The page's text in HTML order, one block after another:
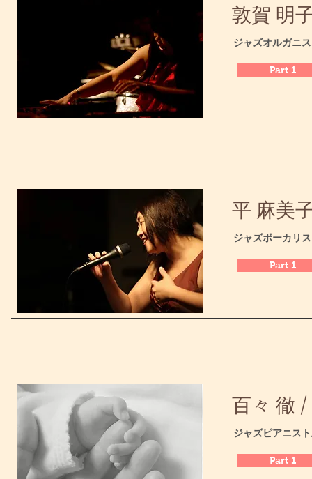
敦賀 明
ジャズオルガニ
Part 1
平 麻美
ジャズボーカリ
Part 1
百々 徹
ジャズピアニス
Part 1